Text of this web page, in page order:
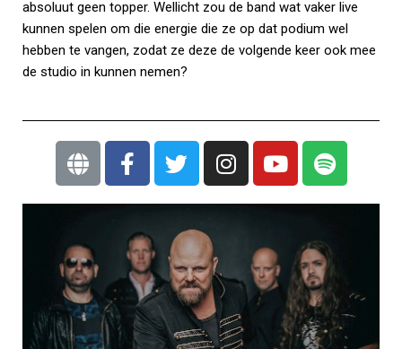
absoluut geen topper. Wellicht zou de band wat vaker live
kunnen spelen om die energie die ze op dat podium wel
hebben te vangen, zodat ze deze de volgende keer ook mee
de studio in kunnen nemen?